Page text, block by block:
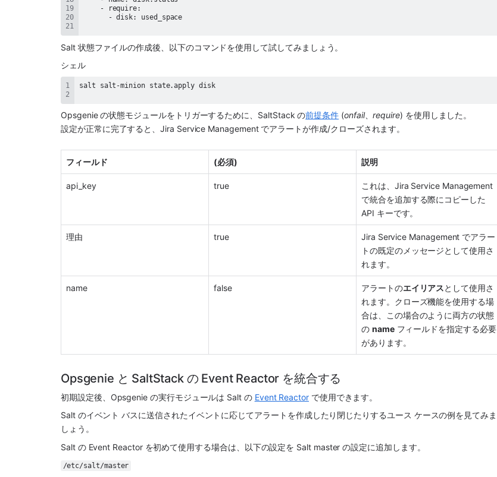
Salt 状態ファイルの作成後、以下のコマンドを使用して試してみましょう。
シェル
salt salt-minion state.apply disk
Opsgenie の状態モジュールをトリガーするために、 SaltStack の前提条件 (onfail、require) を使用しました。
設定が正常に完了すると、Jira Service Management でアラートが作成/クローズされます。
フィールド (必須) 説明
api_key true これは、 Jira Service Management
で統合を追加する際にコピーした
API キーです。
理由 true Jira Service Management でアラー
トの既定のメッセージとして使用さ
れます。
name false アラートのエイリアスとして使用さ
れます。クローズ機能を使用する場
合は、この場合のように両方の状態
の name フィールドを指定する必要
があります。
Opsgenie と SaltStack の Event Reactor を統合する
初期設定後、 Opsgenie の実行モジュールは Salt の Event Reactor で使用できます。
Salt のイベント バスに送信されたイベントに応じてアラートを作成したり閉じたりするユース ケースの例を見てみま
しょう。
Salt の Event Reactor を初めて使用する場合は、以下の設定を Salt master の設定に追加します。
/etc/salt/master